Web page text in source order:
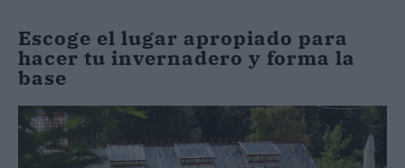
Escoge el lugar apropiado para
hacer tu invernadero y forma la
base